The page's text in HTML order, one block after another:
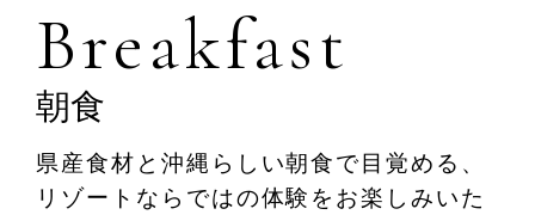
Restaurants & Bar
Banquet
Experience
Breakfast
朝食
県産食材と沖縄らしい朝食で目覚める、
リゾートならではの体験をお楽しみいた